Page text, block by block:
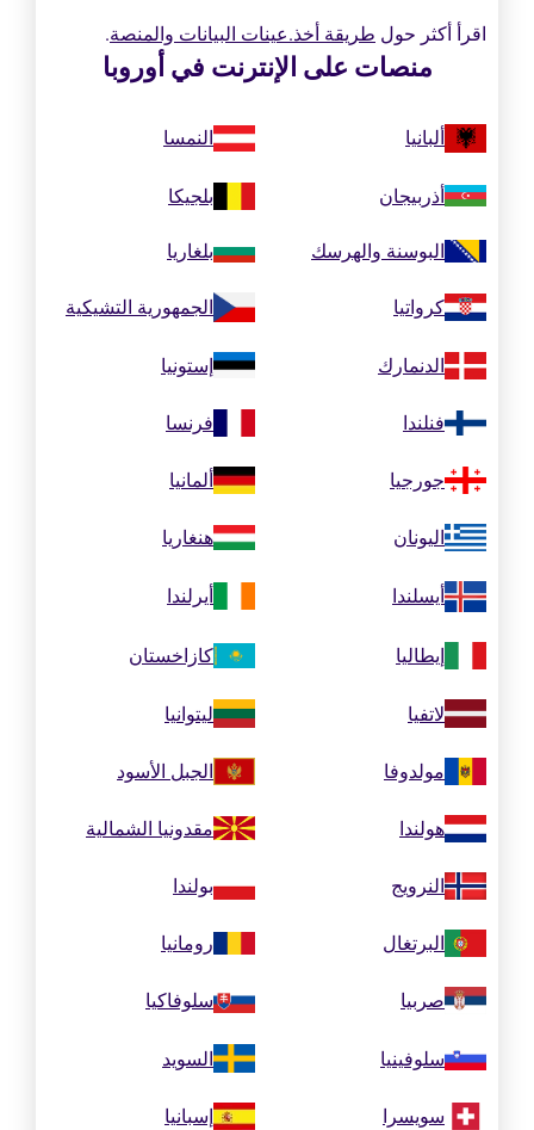
اقرأ أكثر حول طريقة أخذ.عينات البيانات والمنصة.
منصات على الإنترنت في أوروبا
ألبانيا النمسا
أذربيجان بلجيكا
البوسنة والهرسك بلغاريا
كرواتيا الجمهورية التشيكية
الدنمارك إستونيا
فنلندا فرنسا
جورجيا ألمانيا
اليونان هنغاريا
أيسلندا أيرلندا
إيطاليا كازاخستان
لاتفيا ليتوانيا
مولدوفا الجبل الأسود
هولندا مقدونيا الشمالية
النرويج بولندا
البرتغال رومانيا
صربيا سلوفاكيا
سلوفينيا السويد
سويسرا إسبانيا